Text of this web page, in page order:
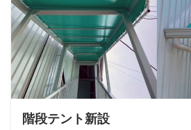
階段テント新設